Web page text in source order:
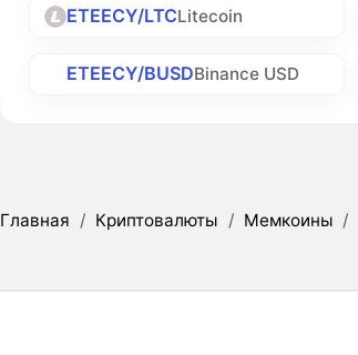
ETEECY/LTCLitecoin
ETEECY/BUSDBinance USD
Главная / Криптовалюты / Мемкоины /